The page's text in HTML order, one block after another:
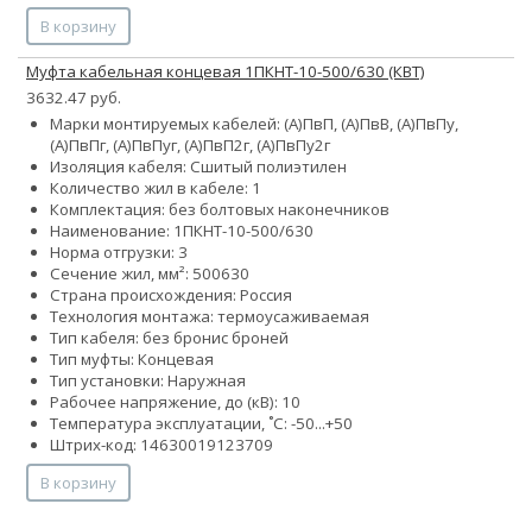
В корзину
Муфта кабельная концевая 1ПКНТ-10-500/630 (КВТ)
3632.47 руб.
Марки монтируемых кабелей: (А)ПвП, (А)ПвВ, (А)ПвПу,
(А)ПвПг, (А)ПвПуг, (А)ПвП2г, (А)ПвПу2г
Изоляция кабеля: Сшитый полиэтилен
Количество жил в кабеле: 1
Комплектация: без болтовых наконечников
Наименование: 1ПКНТ-10-500/630
Норма отгрузки: 3
Сечение жил, мм²: 500630
Страна происхождения: Россия
Технология монтажа: термоусаживаемая
Тип кабеля: без бронис броней
Тип муфты: Концевая
Тип установки: Наружная
Рабочее напряжение, до (кВ): 10
Температура эксплуатации, ˚С: -50...+50
Штрих-код: 14630019123709
В корзину